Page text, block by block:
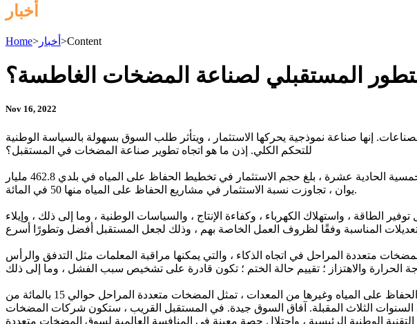
أخبار
Home> أخبار >Content
المستقبلي لصناعة المضخات الغاطسة؟
Nov 16, 2022
إنها صناعة نموذجية يحركها الاستثمار ، ويتأثر طلب السوق بسهولة بالسياسة الوطنية
للتحكم الكلي. إذن ما هو اتجاه تطوير صناعة المضخات في المستقبل؟
يتم الحفاظ على متوسط ​​معدل النمو السنوي لصناعة المضخات الغاطسة عند حوالي 20 بالمائة. خلال الخطة الخمسية الحادية عشرة ، بلغ حجم الاستثمار في تخطيط الحفاظ على المياه في بلدي 462.8 مليار
يوان ، تجاوزت نسبة الاستثمار في مشاريع الحفاظ على المياه منها 50 في المائة.
، واستهلاك الكهرباء ، وكفاءة الإنتاج ، والسياسات الوطنية ، وما إلى ذلك ، وإيلاء
متعددة المراحل في اتجاه الذكاء ، والتي يمكنها مراقبة المعلمات مثل التدفق والرأس
تُظهر البيانات من معهد أبحاث الصناعة المحتملين أنه في الاستثمار في معالجة مياه الصرف الصحي ومشاريع الحفاظ على المياه وغيرها من المعدات ، تمثل المضخات متعددة المراحل حوالي 15 بالمائة من
في المعدات الميكانيكية. حسب النسبة ، سيكون هناك طلب في السوق يقارب 40 مليار في السنوات الثلاث المقبلة. آفاق السوق جيدة. في المستقبل القريب ، ستكون شركات المضخات
الوطنية الرئيسية ، واحتلال حصة معينة في المنافسة العالمية لسوق المضخات متعددة